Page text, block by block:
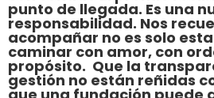
punto de llegada. Es una
responsabilidad. Nos
acompañar no es solo
caminar con amor, con
propósito. Que la
gestión no están reñidas